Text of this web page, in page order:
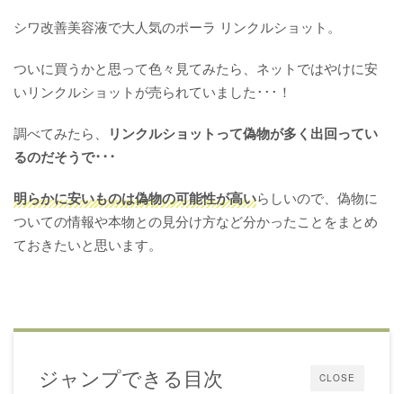
シワ改善美容液で大人気のポーラ リンクルショット。
ついに買うかと思って色々見てみたら、ネットではやけに安
いリンクルショットが売られていました･･･！
調べてみたら、
リンクルショットって偽物が多く出回ってい
るのだそうで･･･
明らかに安いものは偽物の可能性が高いらしいので、偽物に
ついての情報や本物との見分け方など分かったことをまとめ
ておきたいと思います。
CLOSE
ジャンプできる目次